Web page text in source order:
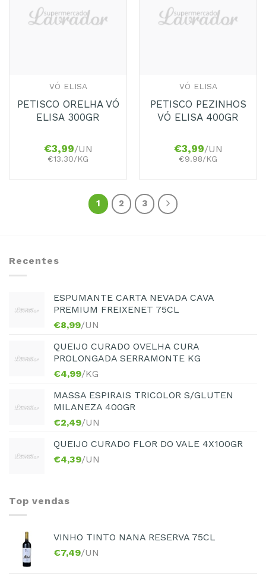
Favoritos
VÓ ELISA
PETISCO ORELHA VÓ
ELISA 300GR
€3,99/UN
€13.30/KG
Favoritos
VÓ ELISA
PETISCO PEZINHOS
VÓ ELISA 400GR
€3,99/UN
€9.98/KG
1 2 3
Recentes
ESPUMANTE CARTA NEVADA CAVA
PREMIUM FREIXENET 75CL
€8,99/UN
QUEIJO CURADO OVELHA CURA
PROLONGADA SERRAMONTE KG
€4,99/KG
MASSA ESPIRAIS TRICOLOR S/GLUTEN
MILANEZA 400GR
€2,49/UN
QUEIJO CURADO FLOR DO VALE 4X100GR
€4,39/UN
Top vendas
VINHO TINTO NANA RESERVA 75CL
€7,49/UN